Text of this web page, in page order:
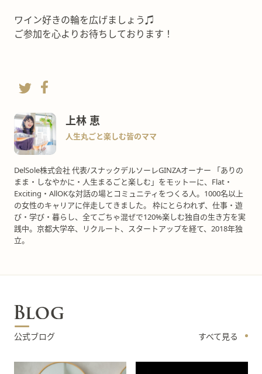
ワイン好きの輪を広げましょう♫
ご参加を心よりお待ちしております！
上林 恵
人生丸ごと楽しむ皆のママ
DelSole株式会社 代表/スナックデルソーレGINZAオーナー 「ありの
まま・しなやかに・人生まるごと楽しむ」をモットーに、Flat・
Exciting・AllOKな対話の場とコミュニティをつくる人。1000名以上
の女性のキャリアに伴走してきました。 枠にとらわれず、仕事・遊
び・学び・暮らし、全てごちゃ混ぜで120%楽しむ独自の生き方を実
践中。京都大学卒、リクルート、スタートアップを経て、2018年独
立。
公式ブログ すべて見る